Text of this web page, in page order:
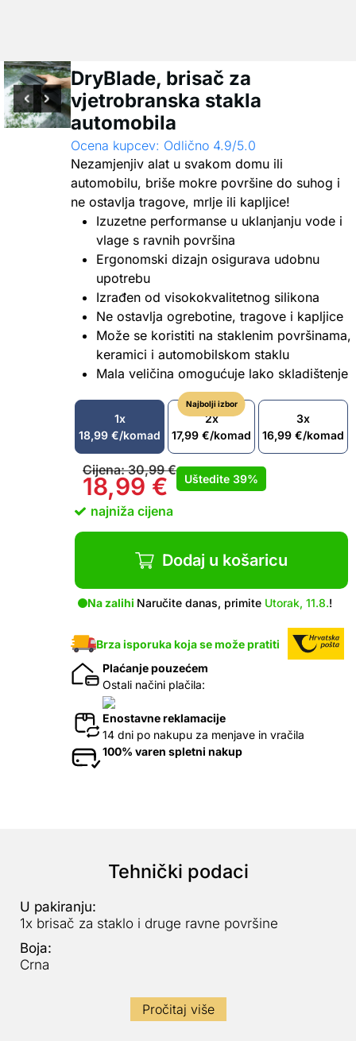
DryBlade, brisač za
vjetrobranska stakla
automobila
Ocena kupcev: Odlično 4.9/5.0
Nezamjenjiv alat u svakom domu ili
automobilu, briše mokre površine do suhog i
ne ostavlja tragove, mrlje ili kapljice!
Izuzetne performanse u uklanjanju vode i
vlage s ravnih površina
Ergonomski dizajn osigurava udobnu
upotrebu
Izrađen od visokokvalitetnog silikona
Ne ostavlja ogrebotine, tragove i kapljice
Može se koristiti na staklenim površinama,
keramici i automobilskom staklu
Mala veličina omogućuje lako skladištenje
1x
18,99 €/komad
Najbolji izbor
2x
17,99 €/komad
3x
16,99 €/komad
Cijena:30,99€
18,99€ Uštedite 39%
najniža cijena
Dodaj u košaricu
Na zalihi Naručite danas, primite Utorak, 11.8.!
Brza isporuka koja se može pratiti
Plaćanje pouzećem
Ostali načini plačila:
Enostavne reklamacije
14 dni po nakupu za menjave in vračila
100% varen spletni nakup
Tehnički podaci
U pakiranju:
1x brisač za staklo i druge ravne površine
Boja:
Crna
Pročitaj više